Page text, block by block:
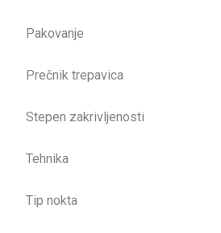
Pakovanje
Prečnik trepavica
Stepen zakrivljenosti
Tehnika
Tip nokta